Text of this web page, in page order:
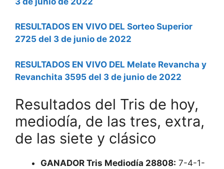
RESULTADOS EN VIVO DEL Sorteo Superior
2725 del 3 de junio de 2022
RESULTADOS EN VIVO DEL Melate Revancha y
Revanchita 3595 del 3 de junio de 2022
Resultados del Tris de hoy,
mediodía, de las tres, extra,
de las siete y clásico
GANADOR Tris Mediodía 28808: 7-4-1-